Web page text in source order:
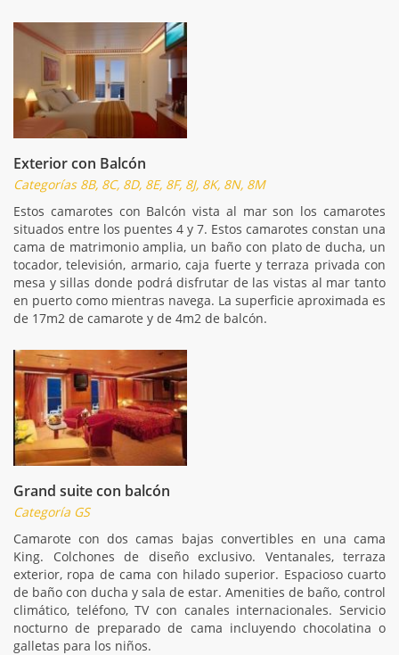
Exterior con Balcón
Categorías 8B, 8C, 8D, 8E, 8F, 8J, 8K, 8N, 8M
Estos camarotes con Balcón vista al mar son los camarotes
situados entre los puentes 4 y 7. Estos camarotes constan una
cama de matrimonio amplia, un baño con plato de ducha, un
tocador, televisión, armario, caja fuerte y terraza privada con
mesa y sillas donde podrá disfrutar de las vistas al mar tanto
en puerto como mientras navega. La superficie aproximada es
de 17m2 de camarote y de 4m2 de balcón.
Grand suite con balcón
Categoría GS
Camarote con dos camas bajas convertibles en una cama
King. Colchones de diseño exclusivo. Ventanales, terraza
exterior, ropa de cama con hilado superior. Espacioso cuarto
de baño con ducha y sala de estar. Amenities de baño, control
climático, teléfono, TV con canales internacionales. Servicio
nocturno de preparado de cama incluyendo chocolatina o
galletas para los niños.